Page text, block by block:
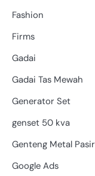
Fashion
Firms
Gadai
Gadai Tas Mewah
Generator Set
genset 50 kva
Genteng Metal Pasir
Google Ads